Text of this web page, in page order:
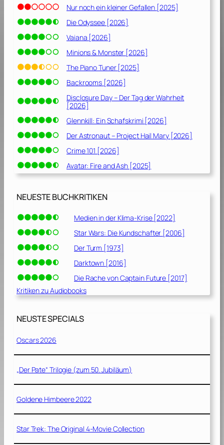
Nur noch ein kleiner Gefallen [2025]
Die Odyssee [2026]
Vaiana [2026]
Minions & Monster [2026]
The Piano Tuner [2025]
Backrooms [2026]
Disclosure Day – Der Tag der Wahrheit
[2026]
Glennkill: Ein Schafskrimi [2026]
Der Astronaut – Project Hail Mary [2026]
Crime 101 [2026]
Avatar: Fire and Ash [2025]
NEUESTE BUCHKRITIKEN
Medien in der Klima-Krise [2022]
Star Wars: Die Kundschafter [2006]
Der Turm [1973]
Darktown [2016]
Die Rache von Captain Future [2017]
Kritiken zu Audiobooks
NEUSTE SPECIALS
Oscars 2026
„Der Pate“ Trilogie (zum 50. Jubiläum)
Goldene Himbeere 2022
Star Trek: The Original 4-Movie Collection